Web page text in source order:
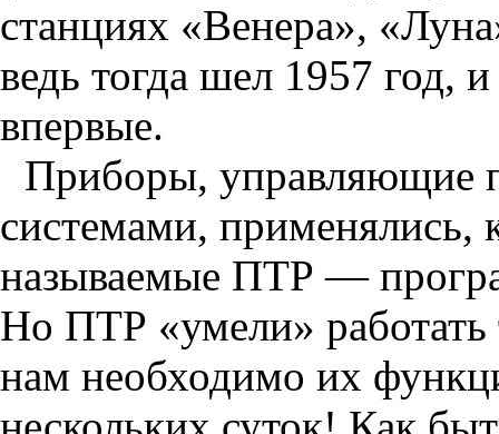
станциях «Венера»,
ведь тогда шел 1957 год,
впервые.
Приборы, управляющие
системами,
называемые ПТР —
Но ПТР «умели» работать
нам необходимо их